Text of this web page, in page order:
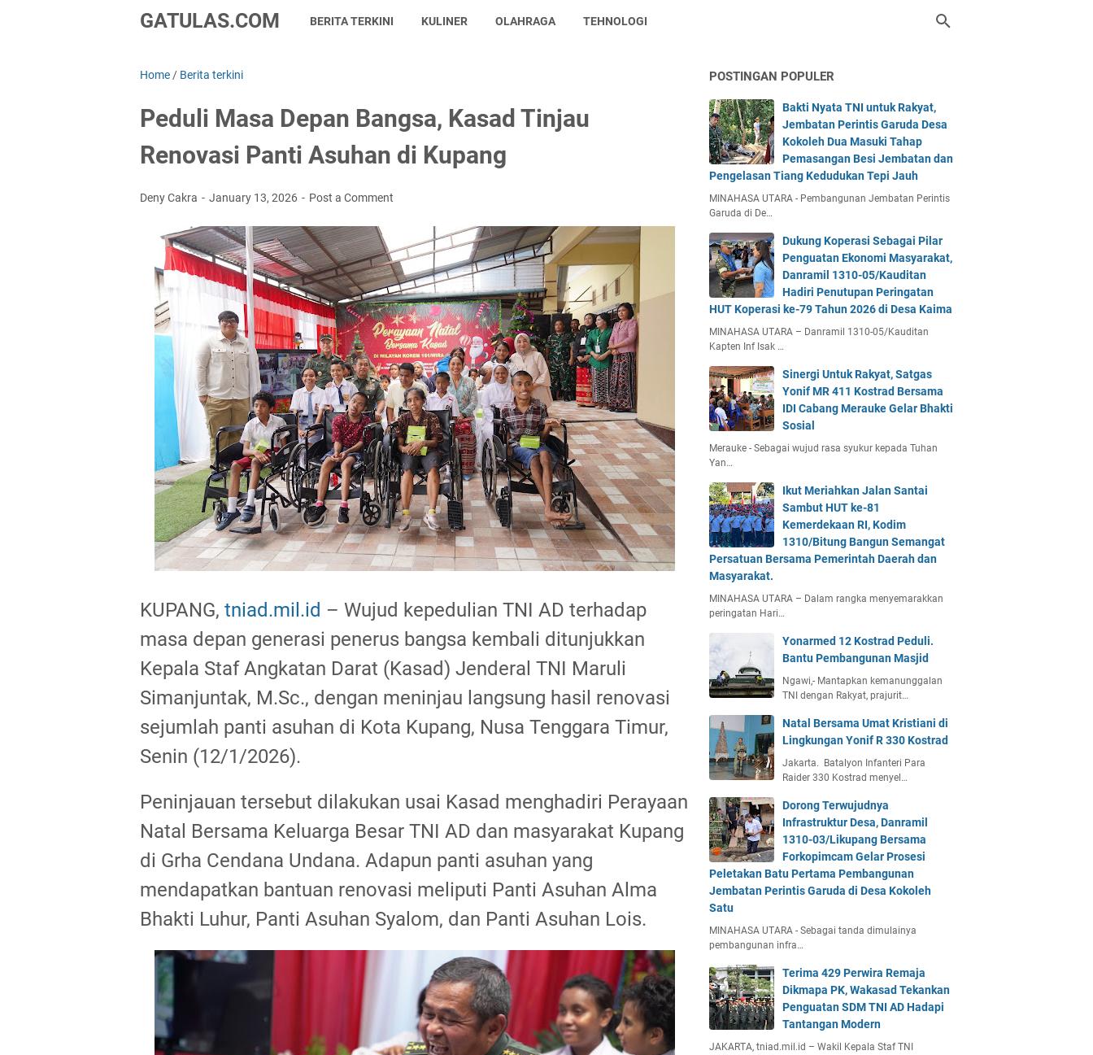
GATULAS.COM BERITA TERKINI KULINER OLAHRAGA TEHNOLOGI
Home / Berita terkini
Peduli Masa Depan Bangsa, Kasad Tinjau
Renovasi Panti Asuhan di Kupang
Deny Cakra January 13, 2026 Post a Comment
KUPANG, tniad.mil.id – Wujud kepedulian TNI AD terhadap
masa depan generasi penerus bangsa kembali ditunjukkan
Kepala Staf Angkatan Darat (Kasad) Jenderal TNI Maruli
Simanjuntak, M.Sc., dengan meninjau langsung hasil renovasi
sejumlah panti asuhan di Kota Kupang, Nusa Tenggara Timur,
Senin (12/1/2026).
Peninjauan tersebut dilakukan usai Kasad menghadiri Perayaan
Natal Bersama Keluarga Besar TNI AD dan masyarakat Kupang
di Grha Cendana Undana. Adapun panti asuhan yang
mendapatkan bantuan renovasi meliputi Panti Asuhan Alma
Bhakti Luhur, Panti Asuhan Syalom, dan Panti Asuhan Lois.
POSTINGAN POPULER
Bakti Nyata TNI untuk Rakyat,
Jembatan Perintis Garuda Desa
Kokoleh Dua Masuki Tahap
Pemasangan Besi Jembatan dan
Pengelasan Tiang Kedudukan Tepi Jauh
MINAHASA UTARA - Pembangunan Jembatan Perintis
Garuda di De…
Dukung Koperasi Sebagai Pilar
Penguatan Ekonomi Masyarakat,
Danramil 1310-05/Kauditan
Hadiri Penutupan Peringatan
HUT Koperasi ke-79 Tahun 2026 di Desa Kaima
MINAHASA UTARA – Danramil 1310-05/Kauditan
Kapten Inf Isak …
Sinergi Untuk Rakyat, Satgas
Yonif MR 411 Kostrad Bersama
IDI Cabang Merauke Gelar Bhakti
Sosial
Merauke - Sebagai wujud rasa syukur kepada Tuhan
Yan…
Ikut Meriahkan Jalan Santai
Sambut HUT ke-81
Kemerdekaan RI, Kodim
1310/Bitung Bangun Semangat
Persatuan Bersama Pemerintah Daerah dan
Masyarakat.
MINAHASA UTARA – Dalam rangka menyemarakkan
peringatan Hari…
Yonarmed 12 Kostrad Peduli.
Bantu Pembangunan Masjid
Ngawi,- Mantapkan kemanunggalan
TNI dengan Rakyat, prajurit…
Natal Bersama Umat Kristiani di
Lingkungan Yonif R 330 Kostrad
Jakarta. Batalyon Infanteri Para
Raider 330 Kostrad menyel…
Dorong Terwujudnya
Infrastruktur Desa, Danramil
1310-03/Likupang Bersama
Forkopimcam Gelar Prosesi
Peletakan Batu Pertama Pembangunan
Jembatan Perintis Garuda di Desa Kokoleh
Satu
MINAHASA UTARA - Sebagai tanda dimulainya
pembangunan infra…
Terima 429 Perwira Remaja
Dikmapa PK, Wakasad Tekankan
Penguatan SDM TNI AD Hadapi
Tantangan Modern
JAKARTA, tniad.mil.id – Wakil Kepala Staf TNI